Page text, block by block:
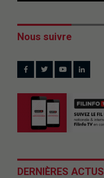
Nous suivre
DERNIÈRES ACTUS